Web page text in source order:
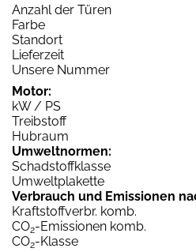
Anzahl der Türen
Farbe
Standort
Lieferzeit
Unsere Nummer
Motor:
kW / PS
Treibstoff
Hubraum
Umweltnormen:
Schadstoffklasse
Umweltplakette
Verbrauch und Emissionen
Kraftstoffverbr. komb.
CO2-Emissionen komb.
CO2-Klasse